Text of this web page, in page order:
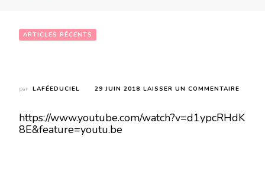
ARTICLES RÉCENTS
par LAFÉEDUCIEL 29 JUIN 2018 LAISSER UN COMMENTAIRE
VOS
https://www.youtube.com/watch?v=d1ypcRHdK
8E&feature=youtu.be